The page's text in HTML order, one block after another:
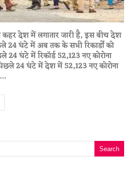
कहर देश में लगातार जारी है, इस बीच देश
24 घंटे में अब तक के सभी रिकार्डों को
घंटे में रिकॉर्ड 52,123 नए कोरोना
24 घंटे में देश में 52,123 नए कोरोना